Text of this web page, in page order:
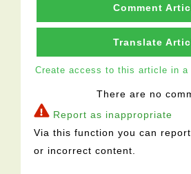
Comment
Translate
Create access to this article in a
There are no
Report as inappropriate
Via this function you can
or incorrect content.